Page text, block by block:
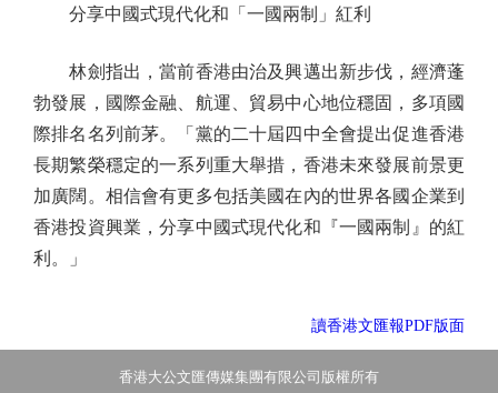
分享中國式現代化和「一國兩制」紅利
林劍指出，當前香港由治及興邁出新步伐，經濟蓬
勃發展，國際金融、航運、貿易中心地位穩固，多項國
際排名名列前茅。「黨的二十屆四中全會提出促進香港
長期繁榮穩定的一系列重大舉措，香港未來發展前景更
加廣闊。相信會有更多包括美國在內的世界各國企業到
香港投資興業，分享中國式現代化和『一國兩制』的紅
利。」
讀香港文匯報PDF版面
香港大公文匯傳媒集團有限公司版權所有